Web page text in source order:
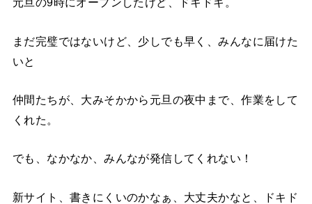
まだ完璧ではないけど、少しでも早く、みんなに届けた
いと
仲間たちが、大みそかから元旦の夜中まで、作業をして
くれた。
でも、なかなか、みんなが発信してくれない！
新サイト、書きにくいのかなぁ、大丈夫かなと、ドキド